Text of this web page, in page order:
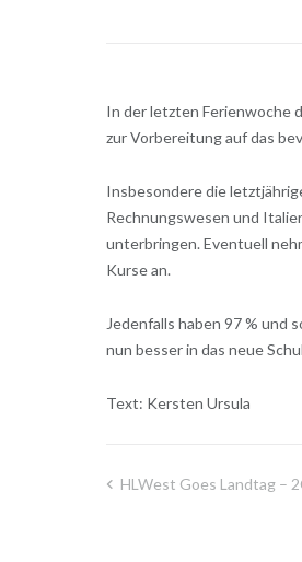
In der letzten Ferienwoche
zur Vorbereitung auf das
Insbesondere die
Rechnungswesen und
unterbringen. Eventuell
Kurse an.
Jedenfalls haben 97 % und
nun besser in das neue
Text: Kersten Ursula
HLWest Goes Landtag –